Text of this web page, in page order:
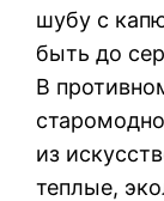
шубу с
быть до
В
из
теплые,